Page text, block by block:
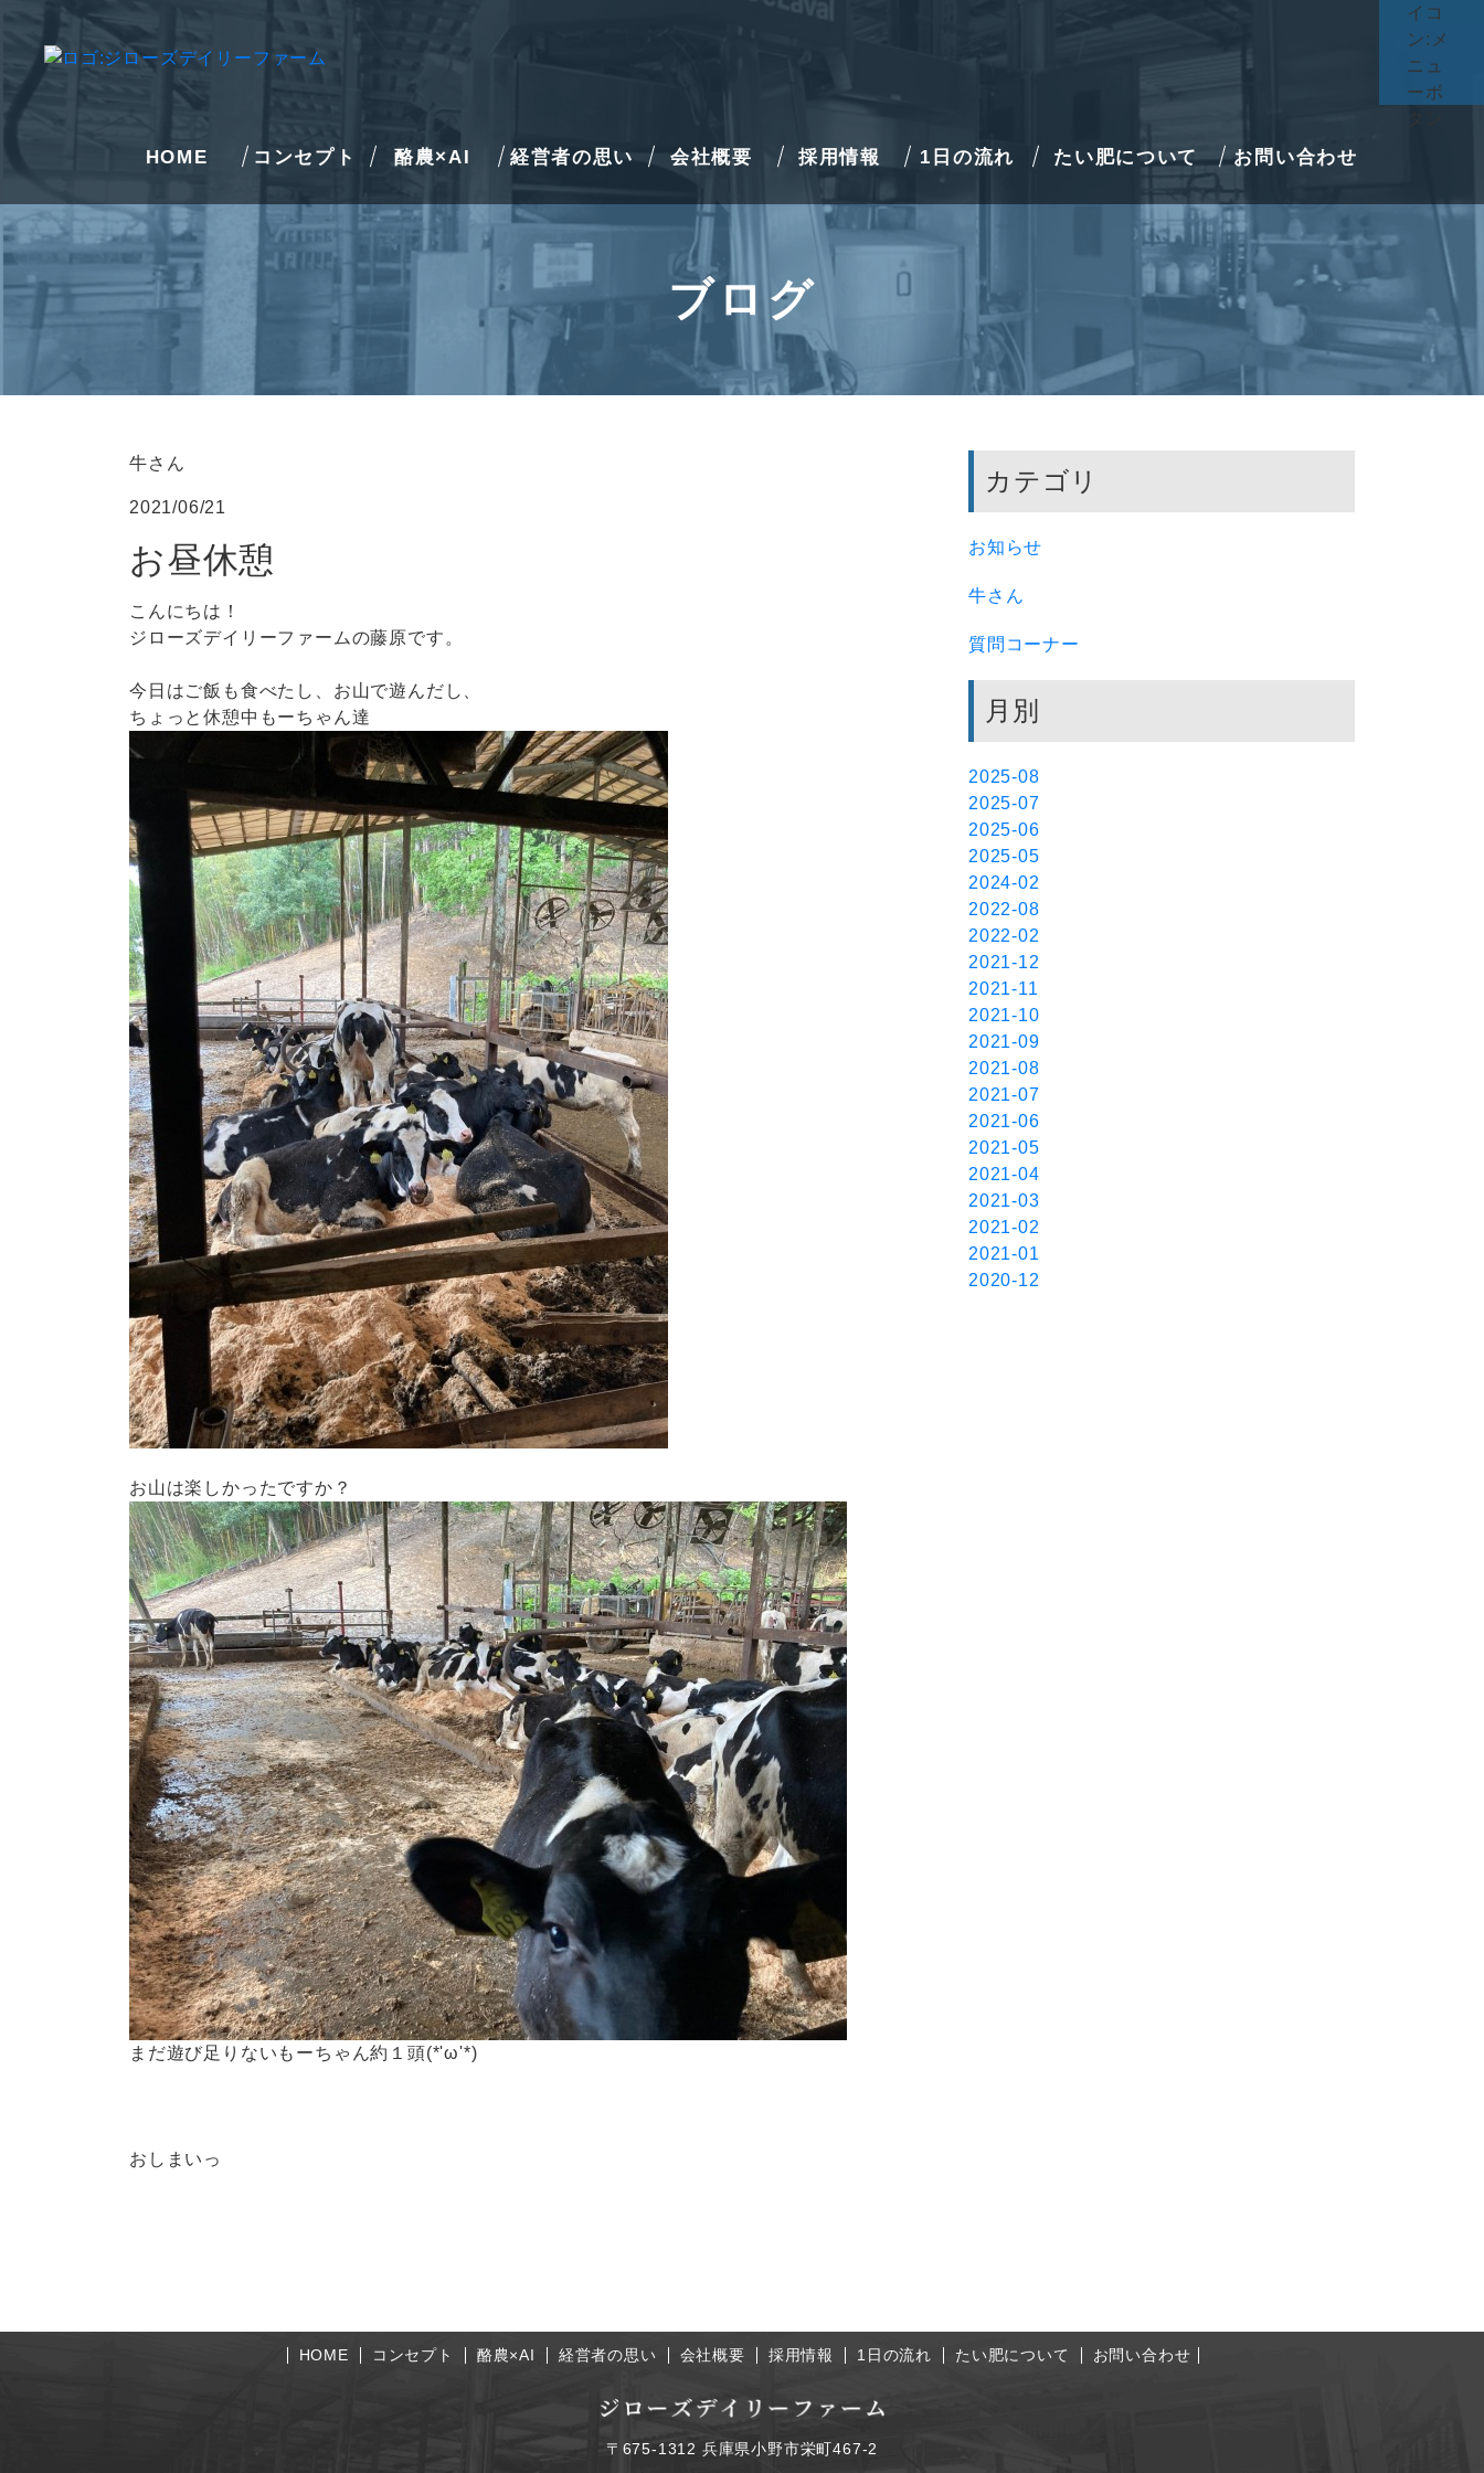
HOME コンセプト 酪農×AI 経営者の思い 会社概要 採用情報 1日の流れ たい肥について お問い合わせ
ブログ
牛さん
2021/06/21
お昼休憩
こんにちは！
ジローズデイリーファームの藤原です。
今日はご飯も食べたし、お山で遊んだし、
ちょっと休憩中もーちゃん達
お山は楽しかったですか？
まだ遊び足りないもーちゃん約１頭(*'ω'*)
おしまいっ
カテゴリ
お知らせ
牛さん
質問コーナー
月別
2025-08
2025-07
2025-06
2025-05
2024-02
2022-08
2022-02
2021-12
2021-11
2021-10
2021-09
2021-08
2021-07
2021-06
2021-05
2021-04
2021-03
2021-02
2021-01
2020-12
HOME コンセプト 酪農×AI 経営者の思い 会社概要 採用情報 1日の流れ たい肥について お問い合わせ
〒675-1312 兵庫県小野市栄町467-2